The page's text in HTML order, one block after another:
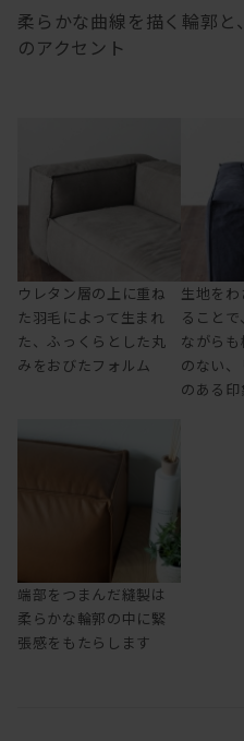
柔らかな曲線を描く輪郭
のアクセント
ウレタン層の上に重ね
た羽毛によって生まれ
た、ふっくらとした丸
みをおびたフォルム
生地を
ること
ながら
のない
のある印
端部をつまんだ縫製は
柔らかな輪郭の中に緊
張感をもたらします